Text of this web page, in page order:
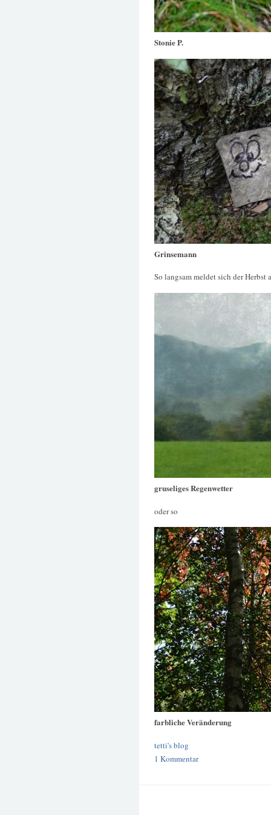
Stonie P.
Grinsemann
So langsam meldet sich der Herbst
gruseliges Regenwetter
oder so
farbliche Veränderung
tetti's blog
1 Kommentar